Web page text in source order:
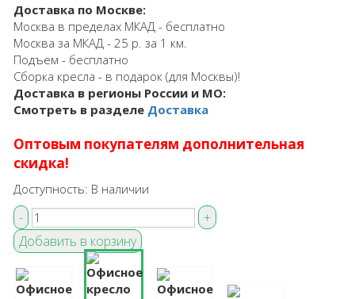
Доставка по Москве:
Москва в пределах МКАД - бесплатно
Москва за МКАД - 25 р. за 1 км.
Подъем - бесплатно
Сборка кресла - в подарок (для Москвы)!
Доставка в регионы России и МО:
Смотреть в разделе Доставка
Оптовым покупателям дополнительная
скидка!
Доступность: В наличии